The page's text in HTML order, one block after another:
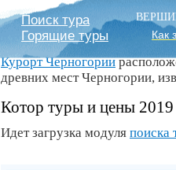
Поиск тура
Горящие туры
Как
Главная/Черногория
Черногория. Туры в
Курорт Черногории
древних мест Черногории,
Котор туры и цены 2019
Идет загрузка модуля поиска